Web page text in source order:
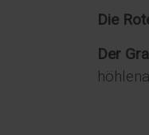
Die
Der